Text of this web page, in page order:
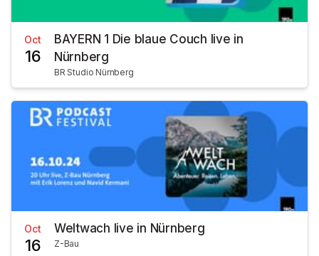
Oct
16
BAYERN 1 Die blaue Couch live in
Nürnberg
BR Studio Nürnberg
Oct
16
Weltwach live in Nürnberg
Z-Bau